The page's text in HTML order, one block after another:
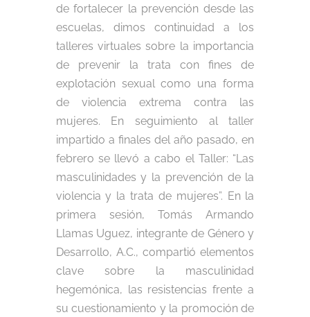
de fortalecer la prevención desde las
escuelas, dimos continuidad a los
talleres virtuales sobre la importancia
de prevenir la trata con fines de
explotación sexual como una forma
de violencia extrema contra las
mujeres. En seguimiento al taller
impartido a finales del año pasado, en
febrero se llevó a cabo el Taller: “Las
masculinidades y la prevención de la
violencia y la trata de mujeres”. En la
primera sesión, Tomás Armando
Llamas Uguez, integrante de Género y
Desarrollo, A.C., compartió elementos
clave sobre la masculinidad
hegemónica, las resistencias frente a
su cuestionamiento y la promoción de